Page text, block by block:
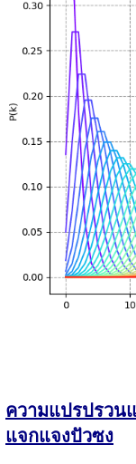
ความแปรปรวน
แจกแจงปัวซง